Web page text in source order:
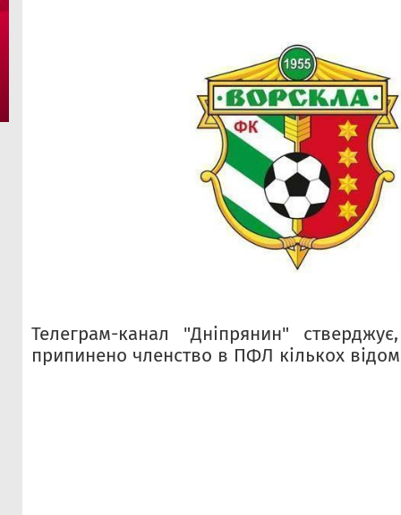
Телеграм-канал "Дніпрянин"
припинено членство в ПФЛ кількох